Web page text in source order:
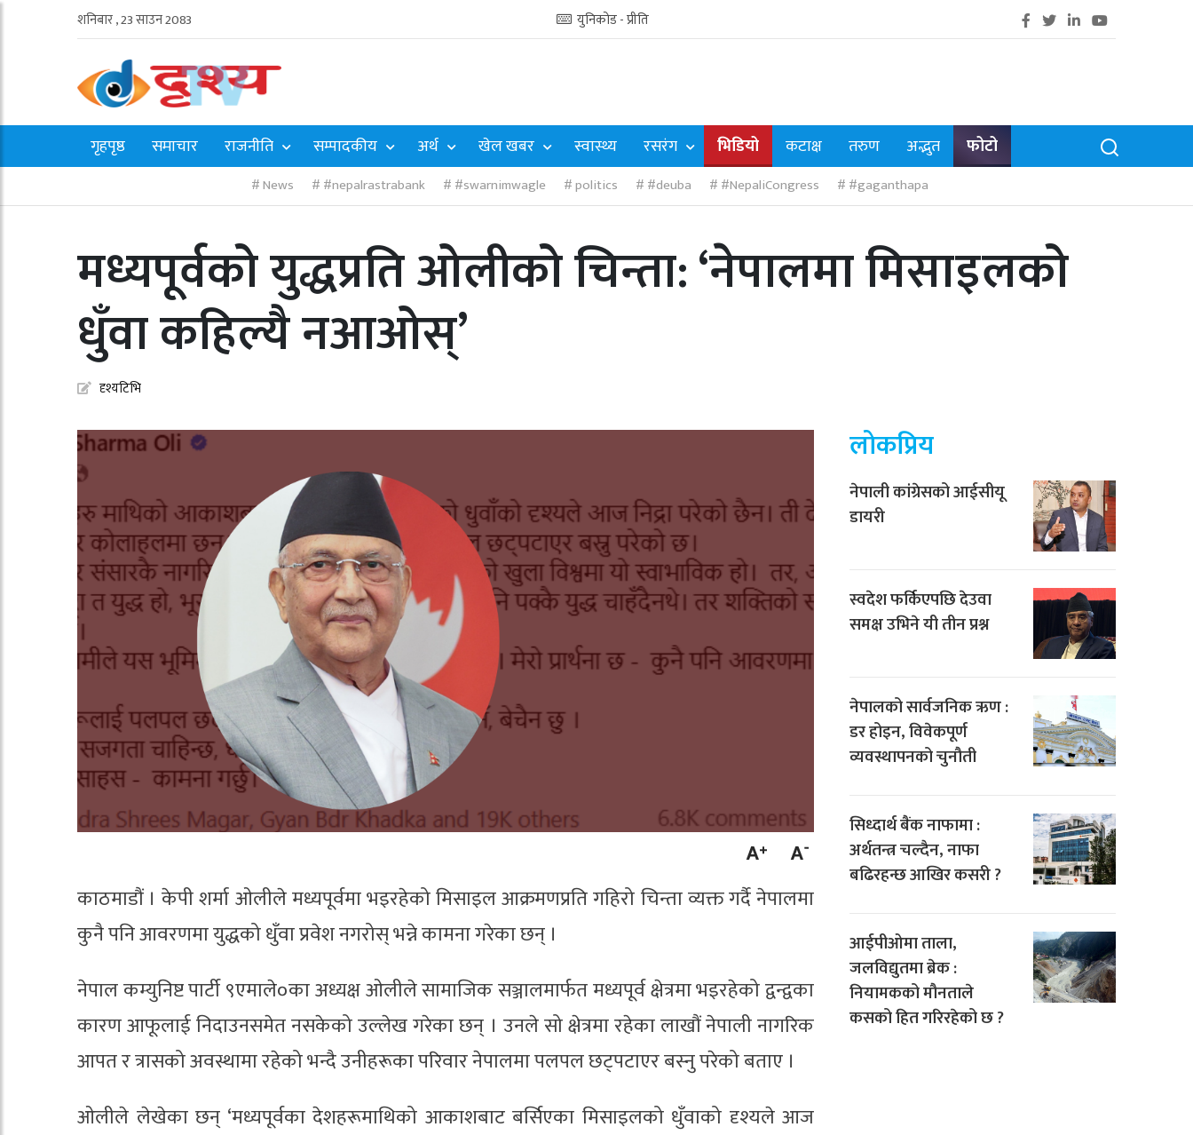
शनिबार , 23 साउन 2083 युनिकोड - प्रीति
गृहपृष्ठ समाचार राजनीति सम्पादकीय अर्थ खेल खबर स्वास्थ्य रसरंग भिडियो कटाक्ष तरुण अद्भुत फोटो
News #nepalrastrabank #swarnimwagle politics #deuba #NepaliCongress #gaganthapa
मध्यपूर्वको युद्धप्रति ओलीको चिन्ता: ‘नेपालमा मिसाइलको
धुँवा कहिल्यै नआओस्’
दृश्यटिभि
काठमाडौं । केपी शर्मा ओलीले मध्यपूर्वमा भइरहेको मिसाइल आक्रमणप्रति गहिरो चिन्ता व्यक्त गर्दै नेपालमा
कुनै पनि आवरणमा युद्धको धुँवा प्रवेश नगरोस् भन्ने कामना गरेका छन् ।
नेपाल कम्युनिष्ट पार्टी ९एमाले०का अध्यक्ष ओलीले सामाजिक सञ्जालमार्फत मध्यपूर्व क्षेत्रमा भइरहेको द्वन्द्वका
कारण आफूलाई निदाउनसमेत नसकेको उल्लेख गरेका छन् । उनले सो क्षेत्रमा रहेका लाखौं नेपाली नागरिक
आपत र त्रासको अवस्थामा रहेको भन्दै उनीहरूका परिवार नेपालमा पलपल छट्पटाएर बस्नु परेको बताए ।
ओलीले लेखेका छन् ‘मध्यपूर्वका देशहरूमाथिको आकाशबाट बर्सिएका मिसाइलको धुँवाको दृश्यले आज
लोकप्रिय
नेपाली कांग्रेसको आईसीयू
डायरी
स्वदेश फर्किएपछि देउवा
समक्ष उभिने यी तीन प्रश्न
नेपालको सार्वजनिक ऋण :
डर होइन, विवेकपूर्ण
व्यवस्थापनको चुनौती
सिध्दार्थ बैंक नाफामा :
अर्थतन्त्र चल्दैन, नाफा
बढिरहन्छ आखिर कसरी ?
आईपीओमा ताला,
जलविद्युतमा ब्रेक :
नियामकको मौनताले
कसको हित गरिरहेको छ ?